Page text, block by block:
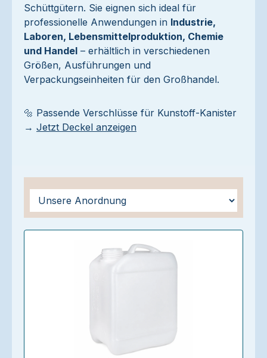
Schüttgütern. Sie eignen sich ideal für
professionelle Anwendungen in Industrie,
Laboren, Lebensmittelproduktion, Chemie
und Handel – erhältlich in verschiedenen
Größen, Ausführungen und
Verpackungseinheiten für den Großhandel.
🔩 Passende Verschlüsse für Kunstoff-Kanister
→ Jetzt Deckel anzeigen